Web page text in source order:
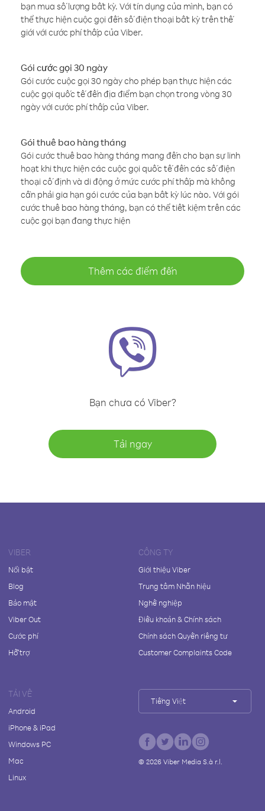
bạn mua số lượng bất kỳ. Với tín dụng của mình, bạn có
thể thực hiện cuộc gọi đến số điện thoại bất kỳ trên thế
giới với cước phí thấp của Viber.
Gói cước gọi 30 ngày
Gói cước cuộc gọi 30 ngày cho phép bạn thực hiện các
cuộc gọi quốc tế đến địa điểm bạn chọn trong vòng 30
ngày với cước phí thấp của Viber.
Gói thuê bao hàng tháng
Gói cước thuê bao hàng tháng mang đến cho bạn sự linh
hoạt khi thực hiện các cuộc gọi quốc tế đến các số điện
thoại cố định và di động ở mức cước phí thấp mà không
cần phải gia hạn gói cước của bạn bất kỳ lúc nào. Với gói
cước thuê bao hàng tháng, bạn có thể tiết kiệm trên các
cuộc gọi bạn đang thực hiện
Thêm các điểm đến
Bạn chưa có Viber?
Tải ngay
VIBER
Nổi bật
Blog
Bảo mật
Viber Out
Cước phí
Hỗ trợ
CÔNG TY
Giới thiệu Viber
Trung tâm Nhãn hiệu
Nghề nghiệp
Điều khoản & Chính sách
Chính sách Quyền riêng tư
Customer Complaints Code
TẢI VỀ
Android
iPhone & iPad
Windows PC
Mac
Linux
Tiếng Việt
© 2026Viber Media S.à r.l.